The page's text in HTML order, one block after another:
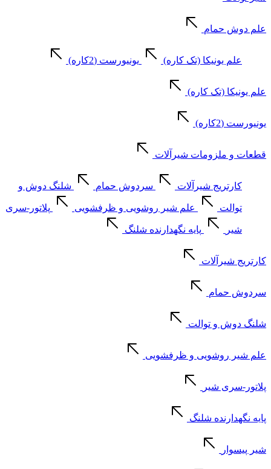
علم دوش حمام
علم یونیکا (تک کاره) یونیورست (2کاره)
علم یونیکا (تک کاره)
یونیورست (2کاره)
قطعات و ملزومات شیرآلات
کارتریج شیرآلات سردوش حمام شلنگ دوش و
توالت علم شیر روشویی و ظرفشویی پلاتور-سری
شیر پایه نگهدارنده شلنگ
کارتریج شیرآلات
سردوش حمام
شلنگ دوش و توالت
علم شیر روشویی و ظرفشویی
پلاتور-سری شیر
پایه نگهدارنده شلنگ
شیر پیسوار